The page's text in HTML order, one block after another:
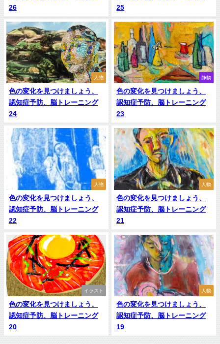
26
25
人物
色の変化を見つけましょう、
認知症予防、脳トレーニング
24
静物
色の変化を見つけましょう、
認知症予防、脳トレーニング
23
人物
色の変化を見つけましょう、
認知症予防、脳トレーニング
22
人物
色の変化を見つけましょう、
認知症予防、脳トレーニング
21
イラスト
色の変化を見つけましょう、
認知症予防、脳トレーニング
20
人物
色の変化を見つけましょう、
認知症予防、脳トレーニング
19